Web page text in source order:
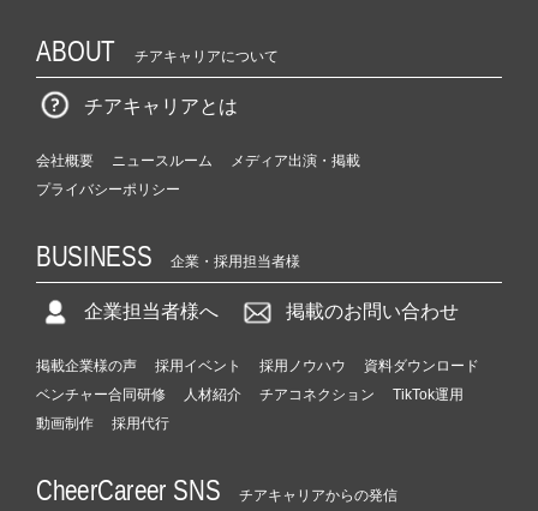
ABOUT チアキャリアについて
チアキャリアとは
会社概要 ニュースルーム
メディア出演・掲載
プライバシーポリシー
BUSINESS 企業・採用担当者様
企業担当者様へ 掲載のお問い合わせ
掲載企業様の声 採用イベント 採用ノウハウ
資料ダウンロード
ベンチャー合同研修
人材紹介 チアコネクション
TikTok運用
動画制作
採用代行
CheerCareer SNS チアキャリアからの発信